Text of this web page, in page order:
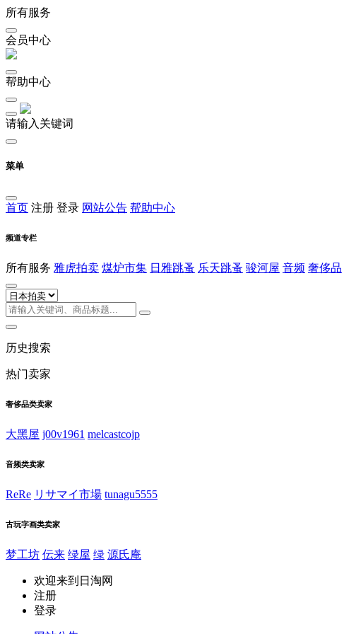
所有服务
会员中心
帮助中心
请输入关键词
菜单
首页 注册 登录 网站公告 帮助中心
频道专栏
所有服务 雅虎拍卖 煤炉市集 日雅跳蚤 乐天跳蚤 骏河屋 音频 奢侈品
历史搜索
热门卖家
奢侈品类卖家
大黑屋 j00v1961 melcastcojp
音频类卖家
ReRe リサマイ市場 tunagu5555
古玩字画类卖家
梦工坊 伝来 绿屋 绿 源氏庵
欢迎来到日淘网
注册
登录